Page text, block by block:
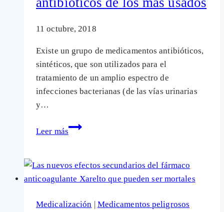
11 octubre, 2018
Existe un grupo de medicamentos antibióticos,
sintéticos, que son utilizados para el
tratamiento de un amplio espectro de
infecciones bacterianas (de las vías urinarias
y…
Leer más
Autoridades
retirada
y
algunos
Medicalización Medicamentos peligrosos